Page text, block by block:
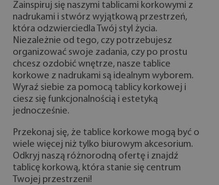
Zainspiruj się naszymi tablicami korkowymi z
nadrukami i stwórz wyjątkową przestrzeń,
która odzwierciedla Twój styl życia.
Niezależnie od tego, czy potrzebujesz
organizować swoje zadania, czy po prostu
chcesz ozdobić wnętrze, nasze tablice
korkowe z nadrukami są idealnym wyborem.
Wyraź siebie za pomocą tablicy korkowej i
ciesz się funkcjonalnością i estetyką
jednocześnie.
Przekonaj się, że tablice korkowe mogą być o
wiele więcej niż tylko biurowym akcesorium.
Odkryj naszą różnorodną ofertę i znajdź
tablicę korkową, która stanie się centrum
Twojej przestrzeni!